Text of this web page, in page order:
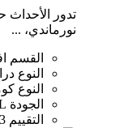
تدور الأحداث
نورماندي، ...
القسم
النوع
النوع
الجودة
التقييم